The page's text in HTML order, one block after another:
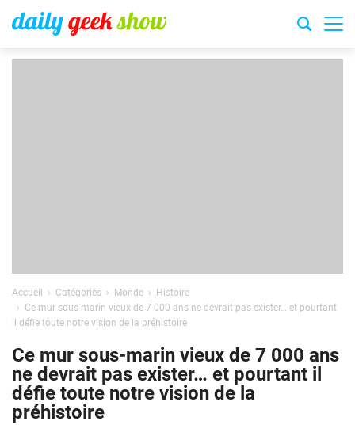
Accueil Catégories Monde
Histoire
Ce mur sous-marin vieux de 7 000 ans ne devrait pas exister… et pourtant
il défie toute notre vision de la préhistoire
Ce mur sous-marin vieux de 7 000 ans
ne devrait pas exister… et pourtant il
défie toute notre vision de la
préhistoire